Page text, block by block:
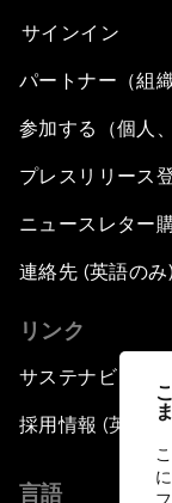
サインイン
パートナー（組
参加する（個人
プレスリリース
ニュースレター
連絡先 (英語のみ)
リンク
サステナビリテ
採用情報 (英語の
言語